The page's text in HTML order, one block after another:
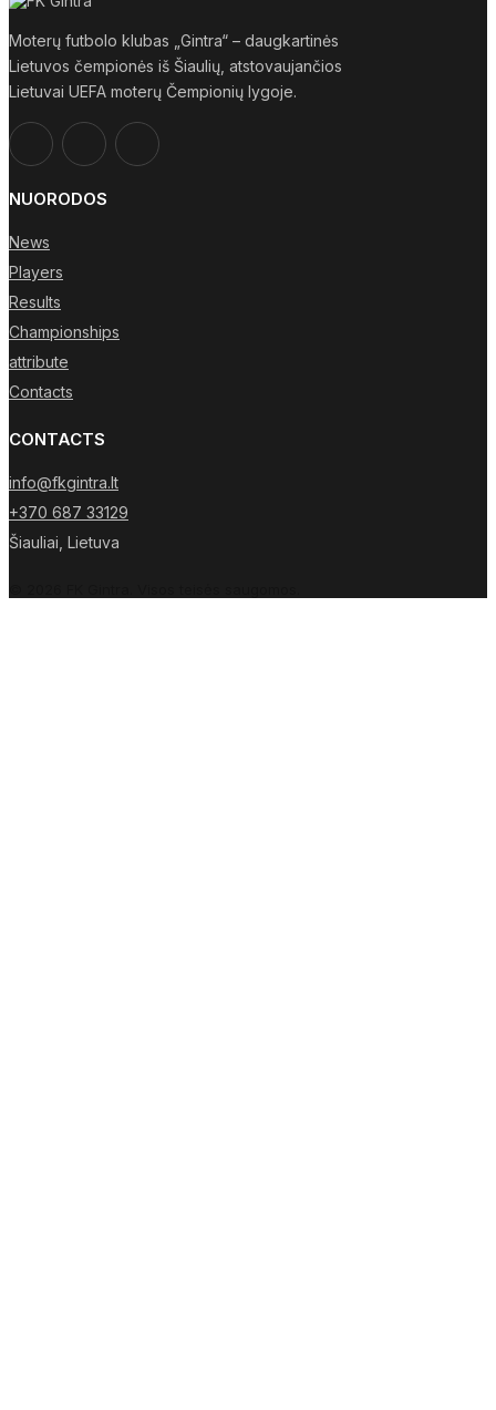
Moterų futbolo klubas „Gintra“ – daugkartinės
Lietuvos čempionės iš Šiaulių, atstovaujančios
Lietuvai UEFA moterų Čempionių lygoje.
NUORODOS
News
Players
Results
Championships
attribute
Contacts
CONTACTS
info@fkgintra.lt
+370 687 33129
Šiauliai, Lietuva